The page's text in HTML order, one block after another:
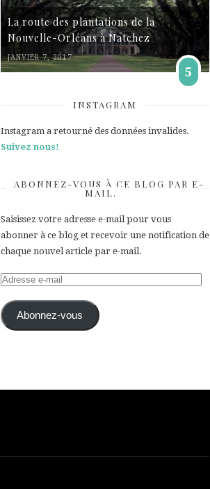
La route des plantations de la
Nouvelle-Orléans à Natchez
JANVIER 7, 2017
5
INSTAGRAM
Instagram a retourné des données invalides.
Suivez nous!
ABONNEZ-VOUS À CE BLOG PAR E-
MAIL.
Saisissez votre adresse e-mail pour vous
abonner à ce blog et recevoir une notification de
chaque nouvel article par e-mail.
Adresse
mail Abonnez-vous